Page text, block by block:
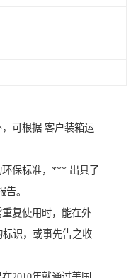
可根据 客户装箱运
环保标准，*** 出具了
。
复使用时，能在外
标识，或事先告之收